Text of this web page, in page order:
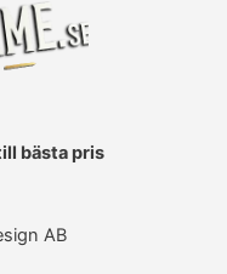
bästa pris
AB